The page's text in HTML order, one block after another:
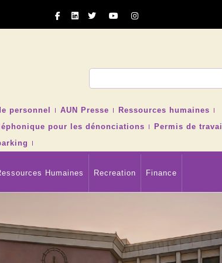
personnel AUN Presse
Ressources humaines
pour les dénonciations
Permis de travail
Humaines Recreation Finance